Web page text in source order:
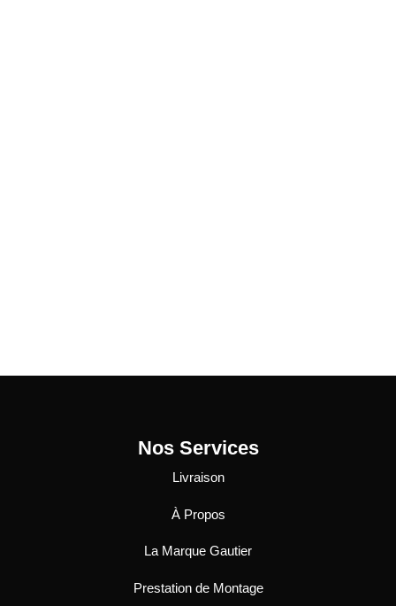
Nos Services
Livraison
À Propos
La Marque Gautier
Prestation de Montage